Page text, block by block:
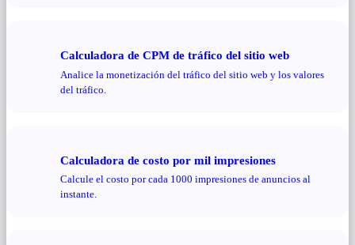
Calculadora de CPM de tráfico del sitio web
Analice la monetización del tráfico del sitio web y los valores
del tráfico.
Calculadora de costo por mil impresiones
Calcule el costo por cada 1000 impresiones de anuncios al
instante.